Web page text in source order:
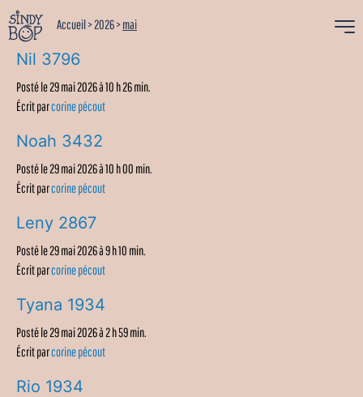
Accueil>2026>mai
Nil 3796
Posté le 29 mai 2026 à 10 h 26 min.
Écrit parcorine pécout
Noah 3432
Posté le 29 mai 2026 à 10 h 00 min.
Écrit parcorine pécout
Leny 2867
Posté le 29 mai 2026 à 9 h 10 min.
Écrit parcorine pécout
Tyana 1934
Posté le 29 mai 2026 à 2 h 59 min.
Écrit parcorine pécout
Rio 1934